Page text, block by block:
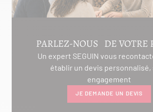
PARLEZ-NOUS DE VOTRE
Un expert SEGUIN vous
établir un devis personnalisé,
engagement
JE DEMANDE UN DEVIS